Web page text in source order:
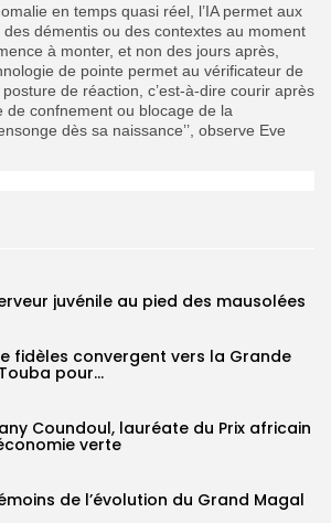
en temps quasi réel, l’IA permet aux
démentis ou des contextes au moment
à monter, et non des jours après,
de pointe permet au vérificateur de
de réaction, c’est-à-dire courir après
de confnement ou blocage de la
dès sa naissance’’, observe Eve
juvénile au pied des mausolées
fidèles convergent vers la Grande
pour...
Coundoul, lauréate du Prix africain
verte
de l’évolution du Grand Magal